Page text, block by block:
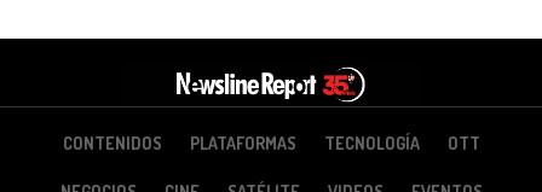
CONTENIDOS PLATAFORMAS TECNOLOGÍA OTT